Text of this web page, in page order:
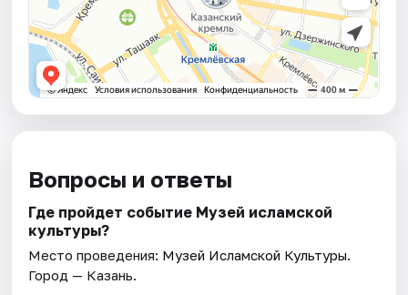
Вопросы и ответы
Где пройдет событие Музей исламской
культуры?
Место проведения: Музей Исламской Культуры.
Город — Казань.